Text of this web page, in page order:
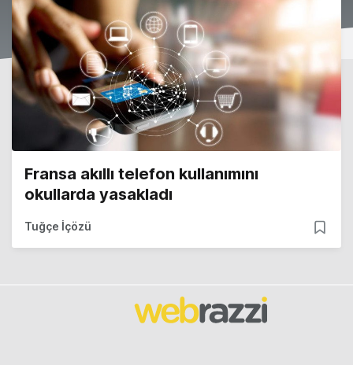
Fransa akıllı telefon kullanımını
okullarda yasakladı
Tuğçe İçözü